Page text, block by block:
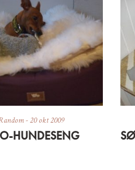
-20 okt 2009
HUNDESENG